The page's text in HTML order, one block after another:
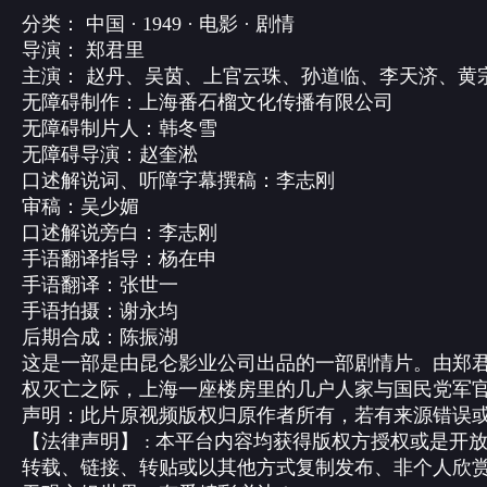
分类： 中国 · 1949 · 电影 · 剧情
导演： 郑君里
主演： 赵丹、吴茵、上官云珠、孙道临、李天济、黄
无障碍制作：上海番石榴文化传播有限公司
无障碍制片人：韩冬雪
无障碍导演：赵奎淞
口述解说词、听障字幕撰稿：李志刚
审稿：吴少媚
口述解说旁白：李志刚
手语翻译指导：杨在申
手语翻译：张世一
手语拍摄：谢永均
后期合成：陈振湖
这是一部是由昆仑影业公司出品的一部剧情片。由郑
权灭亡之际，上海一座楼房里的几户人家与国民党军
声明：此片原视频版权归原作者所有，若有来源错误
【法律声明】 : 本平台内容均获得版权方授权或是
转载、链接、转贴或以其他方式复制发布、非个人欣